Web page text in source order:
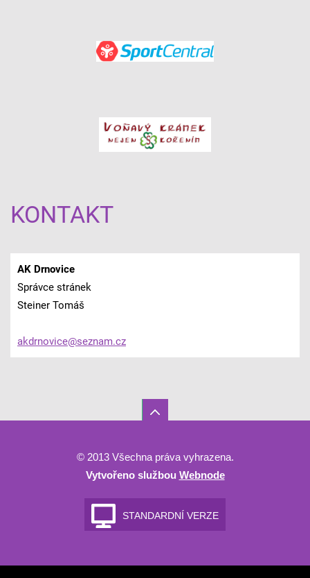
KONTAKT
AK Drnovice
Správce stránek
Steiner Tomáš
akdrnovice@seznam.cz
© 2013 Všechna práva vyhrazena.
Vytvořeno službou Webnode
STANDARDNÍ VERZE